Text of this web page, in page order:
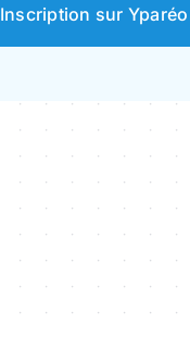
Inscription sur Yparéo